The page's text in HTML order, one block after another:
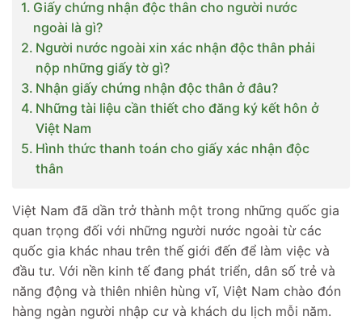
Giấy chứng nhận độc thân cho người nước
ngoài là gì?
Người nước ngoài xin xác nhận độc thân phải
nộp những giấy tờ gì?
Nhận giấy chứng nhận độc thân ở đâu?
Những tài liệu cần thiết cho đăng ký kết hôn ở
Việt Nam
Hình thức thanh toán cho giấy xác nhận độc
thân
Việt Nam đã dần trở thành một trong những quốc gia
quan trọng đối với những người nước ngoài từ các
quốc gia khác nhau trên thế giới đến để làm việc và
đầu tư. Với nền kinh tế đang phát triển, dân số trẻ và
năng động và thiên nhiên hùng vĩ, Việt Nam chào đón
hàng ngàn người nhập cư và khách du lịch mỗi năm.